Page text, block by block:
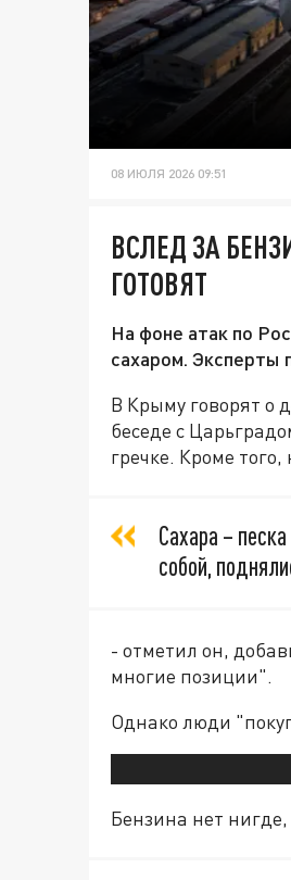
08 ИЮЛЯ 2026 09:51
ВСЛЕД ЗА
ГОТОВЯТ
На фоне атак по
сахаром. Эксперты
В Крыму говорят о
беседе с
гречке. Кроме
Сахара –
собой,
- отметил он,
многие позиции".
Однако люди
Бензина нет